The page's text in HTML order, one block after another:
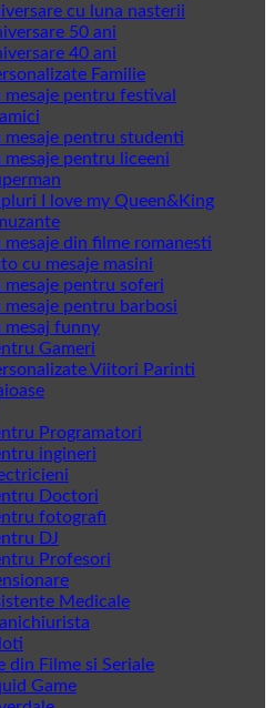
cu luna nasterii
50 ani
40 ani
Familie
pentru festival
mesaje pentru studenti
mesaje pentru liceeni
I love my Queen&King
mesaje din filme romanesti
cu mesaje masini
mesaje pentru soferi
mesaje pentru barbosi
mesaj funny
Gameri
Viitori Parinti
Programatori
ingineri
Doctori
fotografi
DJ
Profesori
Medicale
din Filme si Seriale
Game